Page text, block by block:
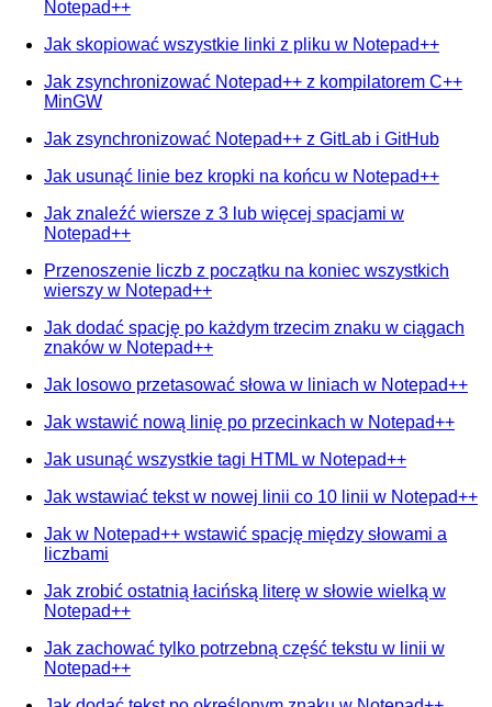
Notepad++
Jak skopiować wszystkie linki z pliku w Notepad++
Jak zsynchronizować Notepad++ z kompilatorem C++
MinGW
Jak zsynchronizować Notepad++ z GitLab i GitHub
Jak usunąć linie bez kropki na końcu w Notepad++
Jak znaleźć wiersze z 3 lub więcej spacjami w
Notepad++
Przenoszenie liczb z początku na koniec wszystkich
wierszy w Notepad++
Jak dodać spację po każdym trzecim znaku w ciągach
znaków w Notepad++
Jak losowo przetasować słowa w liniach w Notepad++
Jak wstawić nową linię po przecinkach w Notepad++
Jak usunąć wszystkie tagi HTML w Notepad++
Jak wstawiać tekst w nowej linii co 10 linii w Notepad++
Jak w Notepad++ wstawić spację między słowami a
liczbami
Jak zrobić ostatnią łacińską literę w słowie wielką w
Notepad++
Jak zachować tylko potrzebną część tekstu w linii w
Notepad++